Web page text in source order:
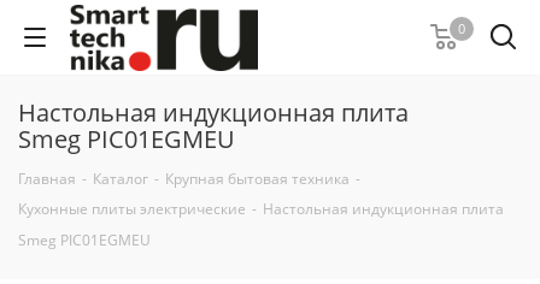
0
Настольная индукционная плита
Smeg PIC01EGMEU
Главная - Каталог - Крупная бытовая техника -
Кухонные плиты электрические - Настольная индукционная плита
Smeg PIC01EGMEU